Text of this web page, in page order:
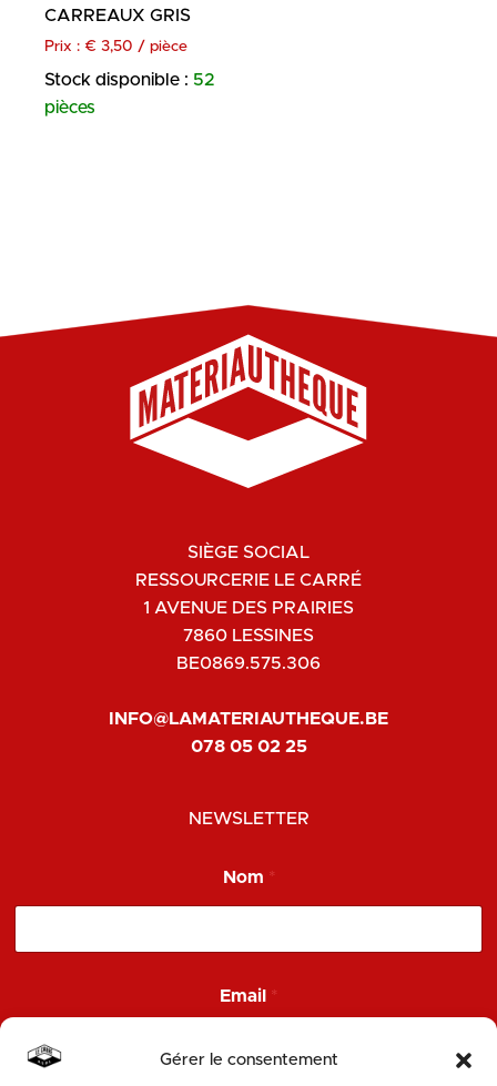
Gérer le consentement
CARREAUX GRIS
Prix : € 3,50 / pièce
Stock disponible : 52
pièces
SIÈGE SOCIAL
RESSOURCERIE LE CARRÉ
1 AVENUE DES PRAIRIES
7860 LESSINES
BE0869.575.306
INFO@LAMATERIAUTHEQUE.BE
078 05 02 25
NEWSLETTER
Nom *
E
m
i
Email *